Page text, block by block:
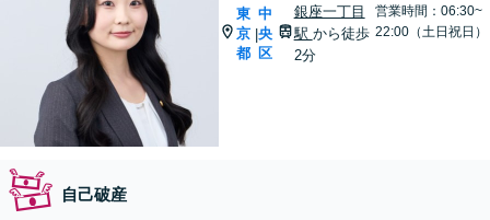
東
京
都
|
中
央
区
銀座一丁目
駅 から徒歩
2分
営業時間：06:30~
22:00（土日祝日）
自己破産